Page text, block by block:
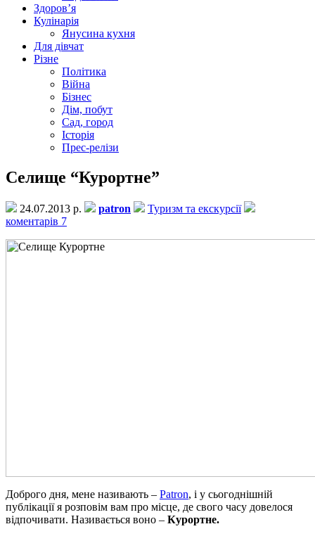
Здоров’я
Кулінарія
Янусина кухня
Для дівчат
Різне
Політика
Війна
Бізнес
Дім, побут
Сад, город
Історія
Прес-релізи
Селище “Курортне”
24.07.2013 р. patron
Туризм та екскурсії
коментарів 7
Доброго дня, мене називають – Patron, і у сьогоднішній
публікації я розповім вам про місце, де свого часу довелося
відпочивати. Називається воно – Курортне.